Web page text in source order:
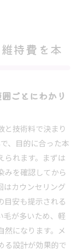
持費を本
ごとにわかり
と技術料で決まり
、目的に合った本
られます。まずは
みを確認してから
はカウンセリング
目安も提示される
毛が多いため、軽
然になります。メ
る設計が効果的で